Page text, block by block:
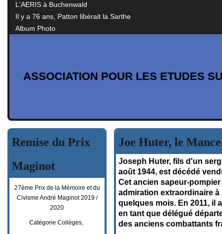
L'AERIS à Buchenwald
Il y a 76 ans, Patton libérait la Sarthe
Album Photo
ASSOCIATION POUR LES ETUDES
Remise du Prix
Maginot
27ème Prix de la Mémoire et du
Civisme André Maginot 2019 /
2020
Catégorie Collèges,
Joe Huter, le
Joseph Huter, fils d'un
août 1944, est décédé
Cet ancien sapeur-
admiration extraordinaire
quelques mois. En 2011, il
en tant que délégué
des anciens combattants